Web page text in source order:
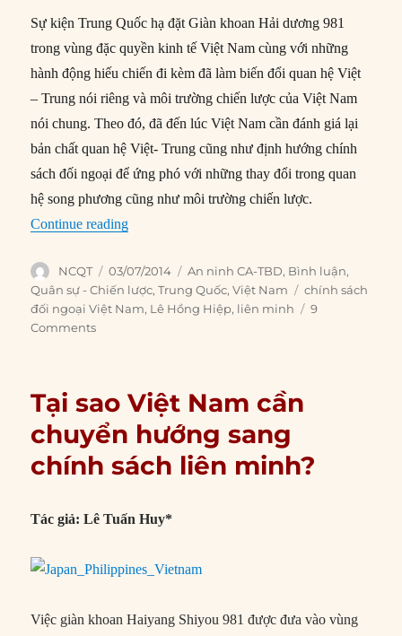
Sự kiện Trung Quốc hạ đặt Giàn khoan Hải dương 981
trong vùng đặc quyền kinh tế Việt Nam cùng với những
hành động hiếu chiến đi kèm đã làm biến đổi quan hệ Việt
– Trung nói riêng và môi trường chiến lược của Việt Nam
nói chung. Theo đó, đã đến lúc Việt Nam cần đánh giá lại
bản chất quan hệ Việt- Trung cũng như định hướng chính
sách đối ngoại để ứng phó với những thay đổi trong quan
hệ song phương cũng như môi trường chiến lược.
Continue reading“Việt Nam theo đuổi liên minh đối phó Trung
Author
NCQT
Posted
on
03/07/2014 Categories
An ninh CA-TBD, Bình luận,
Quân sự - Chiến lược,Trung Quốc,Việt Nam Tags
chính sách
đối ngoại Việt Nam, Lê Hồng Hiệp, liên minh
9
Comments
Tại sao Việt Nam cần
chuyển hướng sang
chính sách liên minh?
Tác giả: Lê Tuấn Huy*
Việc giàn khoan Haiyang Shiyou 981 được đưa vào vùng